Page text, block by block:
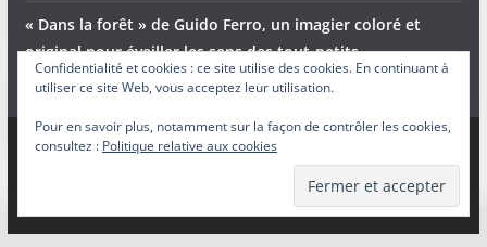
« Dans la forêt » de Guido Ferro, un imagier coloré et
original pour éveiller les sens des tout-petits
. Tous droits réservés.
par ThemeGrill. Propulsé parWordPress.
Confidentialité et cookies : ce site utilise des cookies. En continuant à
utiliser ce site Web, vous acceptez leur utilisation.
Pour en savoir plus, notamment sur la façon de contrôler les cookies,
consultez : Politique relative aux cookies